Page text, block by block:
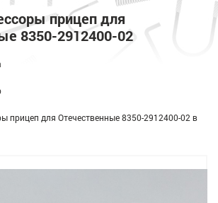
прицеп для
8350-2912400-02
прицеп для Отечественные 8350-2912400-02 в